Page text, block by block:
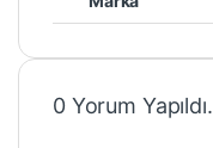
0 Yorum Yapıldı.